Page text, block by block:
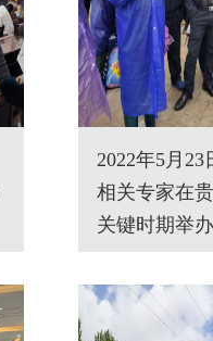
2022年5月
相关专家在
关键时期举